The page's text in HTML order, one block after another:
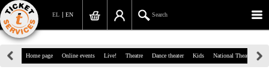
EN
EL Search
39, Panepistimiou Str, Athens
Home page Online events Live! Theatre Dance theater Kids National Theatre